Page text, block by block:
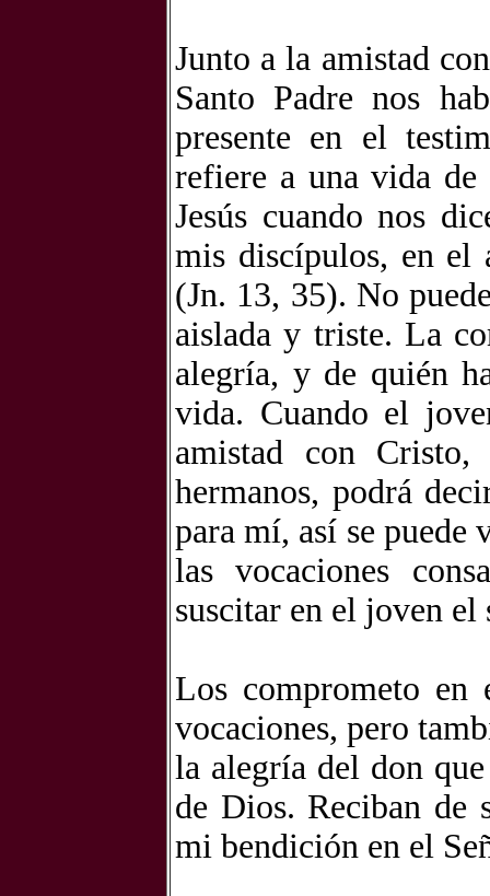
Junto a la amistad
Santo Padre nos
presente en el
refiere a una vida
Jesús cuando nos
mis discípulos, en el
(Jn. 13, 35). No
aislada y triste. La
alegría, y de quién
vida. Cuando el
amistad con
hermanos, podrá
para mí, así se
las vocaciones
suscitar en el joven el
Los comprometo en
vocaciones, pero
la alegría del don
de Dios. Reciban de
mi bendición en el